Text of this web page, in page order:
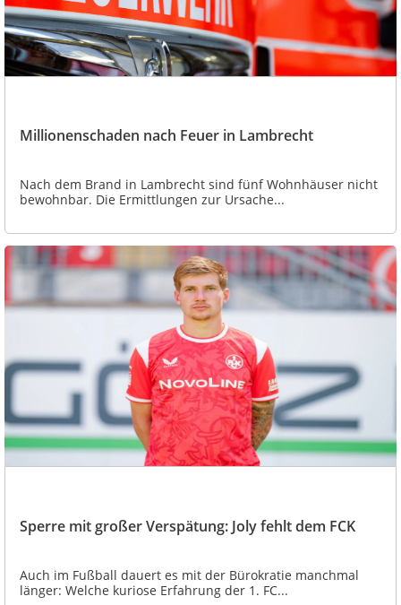
Millionenschaden nach Feuer in Lambrecht
Nach dem Brand in Lambrecht sind fünf Wohnhäuser nicht
bewohnbar. Die Ermittlungen zur Ursache...
Sperre mit großer Verspätung: Joly fehlt dem FCK
Auch im Fußball dauert es mit der Bürokratie manchmal
länger: Welche kuriose Erfahrung der 1. FC...